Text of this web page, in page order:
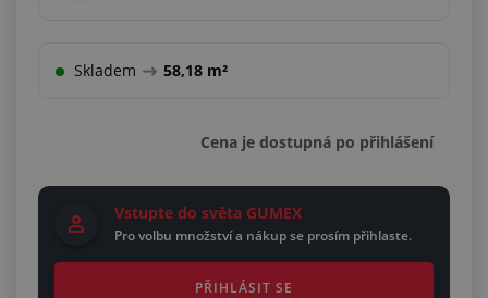
Skladem 58,18 m²
Cena je dostupná po přihlášení
Vstupte do světa GUMEX
Pro volbu množství a nákup se prosím přihlaste.
PŘIHLÁSIT SE